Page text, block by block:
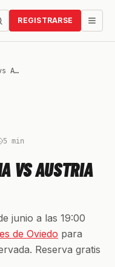
REGISTRARSE
Dónde ver Argentina vs Austria en Oviedo
5 min
VS AUSTRIA
junio a las 19:00
de Oviedo para
Reserva gratis